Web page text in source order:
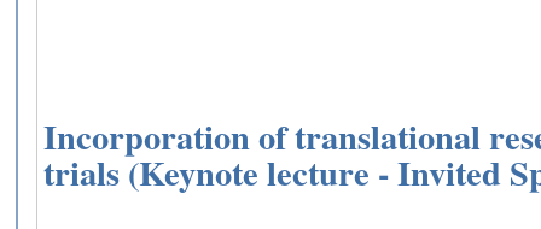
Incorporation of translational
trials (Keynote lecture - Invited